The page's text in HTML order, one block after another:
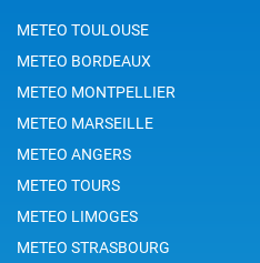
METEO TOULOUSE
METEO BORDEAUX
METEO MONTPELLIER
METEO MARSEILLE
METEO ANGERS
METEO TOURS
METEO LIMOGES
METEO STRASBOURG